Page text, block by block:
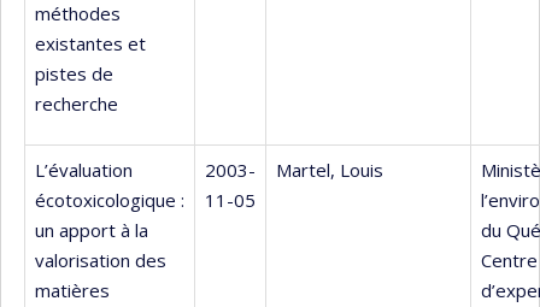
méthodes
existantes et
pistes de
recherche
L’évaluation
écotoxicologique :
un apport à la
valorisation des
matières
2003-
11-05
Martel, Louis
du
Centre